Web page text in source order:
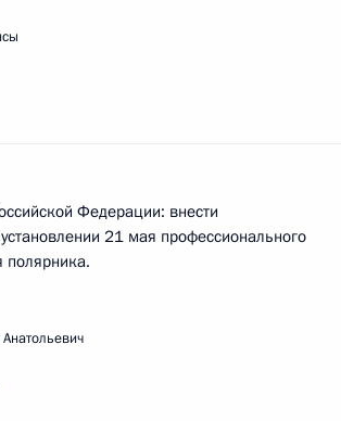
Федерации: внести
21 мая профессионального